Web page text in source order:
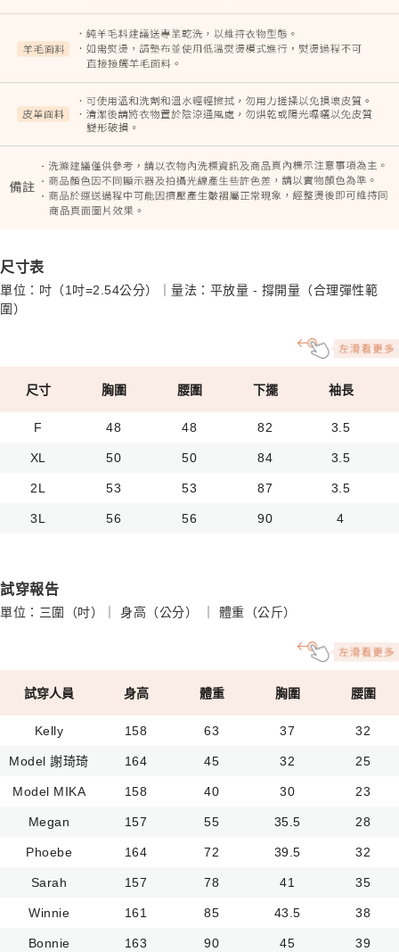
尺寸表
單位：吋（1吋=2.54公分）｜量法：平放量 - 撐開量（合理彈性範
圍）
尺寸 胸圍 腰圍 下擺 袖長
F 48 48 82 3.5
XL 50 50 84 3.5
2L 53 53 87 3.5
3L 56 56 90 4
試穿報告
單位：三圍（吋）｜ 身高（公分） ｜ 體重（公斤）
試穿人員 身高 體重 胸圍 腰圍
Kelly 158 63 37 32
Model 謝琦琦 164 45 32 25
Model MIKA 158 40 30 23
Megan 157 55 35.5 28
Phoebe 164 72 39.5 32
Sarah 157 78 41 35
Winnie 161 85 43.5 38
Bonnie 163 90 45 39